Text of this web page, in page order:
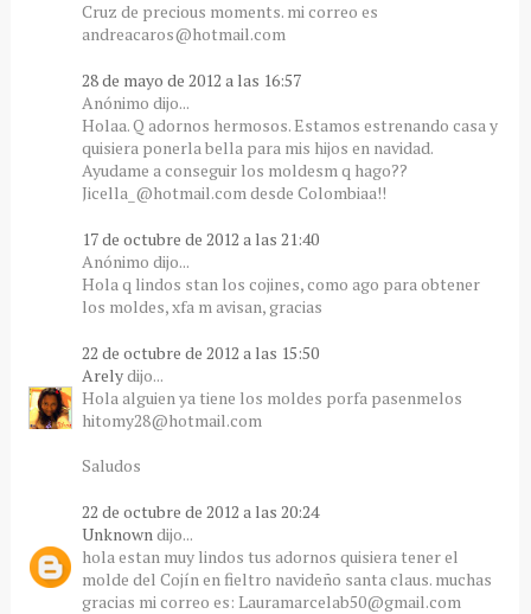
Cruz de precious moments. mi correo es
andreacaros@hotmail.com
28 de mayo de 2012 a las 16:57
Anónimo dijo...
Holaa. Q adornos hermosos. Estamos estrenando casa y
quisiera ponerla bella para mis hijos en navidad.
Ayudame a conseguir los moldesm q hago??
Jicella_@hotmail.com desde Colombiaa!!
17 de octubre de 2012 a las 21:40
Anónimo dijo...
Hola q lindos stan los cojines, como ago para obtener
los moldes, xfa m avisan, gracias
22 de octubre de 2012 a las 15:50
Arelydijo...
Hola alguien ya tiene los moldes porfa pasenmelos
hitomy28@hotmail.com
Saludos
22 de octubre de 2012 a las 20:24
Unknown dijo...
hola estan muy lindos tus adornos quisiera tener el
molde del Cojín en fieltro navideño santa claus. muchas
gracias mi correo es: Lauramarcelab50@gmail.com